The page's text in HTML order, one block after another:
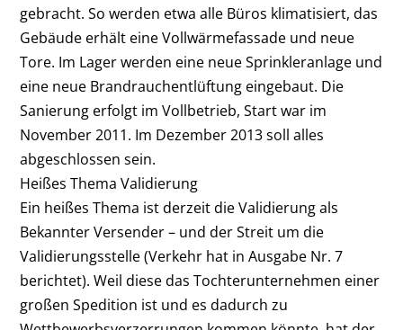
gebracht. So werden etwa alle Büros klimatisiert, das
Gebäude erhält eine Vollwärmefassade und neue
Tore. Im Lager werden eine neue Sprinkleranlage und
eine neue Brandrauchentlüftung eingebaut. Die
Sanierung erfolgt im Vollbetrieb, Start war im
November 2011. Im Dezember 2013 soll alles
abgeschlossen sein.
Heißes Thema Validierung
Ein heißes Thema ist derzeit die Validierung als
Bekannter Versender – und der Streit um die
Validierungsstelle (Verkehr hat in Ausgabe Nr. 7
berichtet). Weil diese das Tochterunternehmen einer
großen Spedition ist und es dadurch zu